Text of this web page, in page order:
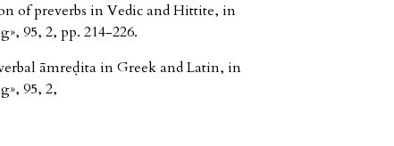
of preverbs in Vedic and Hittite, in
95, 2, pp. 214-226.
āmreḍita in Greek and Latin, in
95, 2,